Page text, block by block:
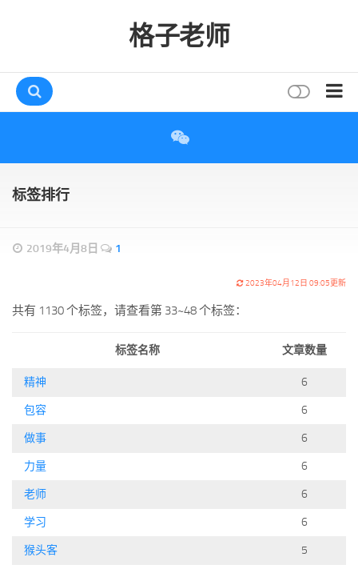
格子老师
互动
打赏
读者
论坛
页面
关于
博客树
精品域名
友情链接
标签排行
2019年4月8日 1
2023年04月12日 09:05更新
共有 1130 个标签，请查看第 33~48 个标签：
标签名称 文章数量
精神 6
包容 6
做事 6
力量 6
老师 6
学习 6
猴头客 5